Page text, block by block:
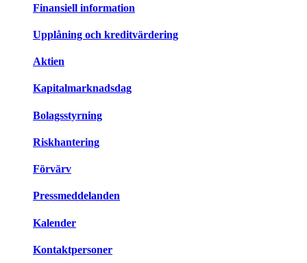
Finansiell information
Upplåning och kreditvärdering
Aktien
Kapitalmarknadsdag
Bolagsstyrning
Riskhantering
Förvärv
Pressmeddelanden
Kalender
Kontaktpersoner